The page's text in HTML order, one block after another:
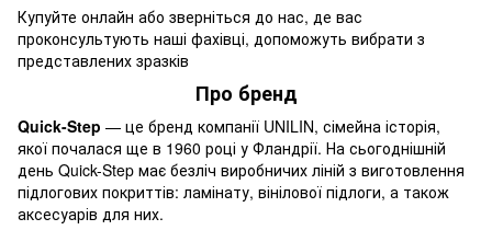
Купуйте онлайн або зверніться до нас, де вас
проконсультують наші фахівці, допоможуть вибрати з
представлених зразків
Про бренд
Quick-Step — це бренд компанії UNILIN, сімейна історія,
якої почалася ще в 1960 році у Фландрії. На сьогоднішній
день Quick-Step має безліч виробничих ліній з виготовлення
підлогових покриттів: ламінату, вінілової підлоги, а також
аксесуарів для них.